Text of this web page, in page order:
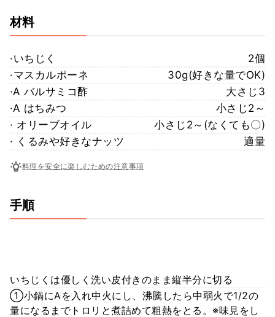
材料
·いちじく
2個
·マスカルポーネ
30g(好きな量でOK)
·A バルサミコ酢
大さじ3
·A はちみつ
小さじ2～
· オリーブオイル
小さじ2～(なくても〇)
· くるみや好きなナッツ
適量
料理を安全に楽しむための注意事項
手順
いちじくは優しく洗い皮付きのまま縦半分に切る
①小鍋にAを入れ中火にし、沸騰したら中弱火で1/2の
量になるまでトロリと煮詰めて粗熱をとる。※味見をし